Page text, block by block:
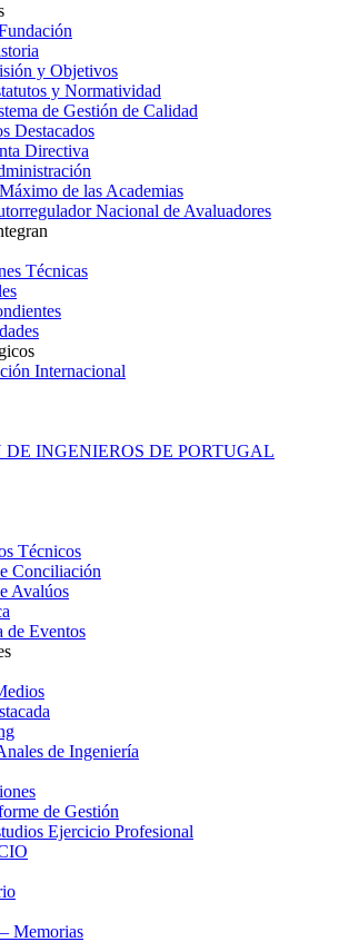
y Objetivos
y Normatividad
de Gestión de Calidad
Destacados
Directiva
de las Academias
Nacional de Avaluadores
Técnicas
Internacional
DE INGENIEROS DE PORTUGAL
Técnicos
Conciliación
Avalúos
de Eventos
de Ingeniería
de Gestión
Ejercicio Profesional
Memorias